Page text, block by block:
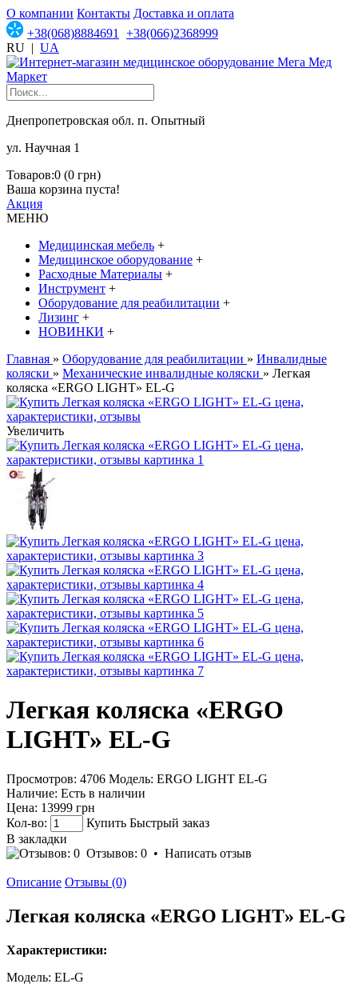
О компании Контакты Доставка и оплата
+38(068)8884691
+38(066)2368999
RU | UA
Днепропетровская обл. п. Опытный
ул. Научная 1
Товаров:0 (0 грн)
Ваша корзина пуста!
Акция
МЕНЮ
Медицинская мебель +
Медицинское оборудование +
Расходные Материалы +
Инструмент +
Оборудование для реабилитации +
Лизинг +
НОВИНКИ +
Главная » Оборудование для реабилитации » Инвалидные
коляски » Механические инвалидные коляски » Легкая
коляска «ERGO LIGHT» EL-G
Увеличить
Легкая коляска «ERGO
LIGHT» EL-G
Просмотров: 4706 Модель: ERGO LIGHT EL-G
Наличие: Есть в наличии
Цена: 13999 грн
Кол-во:
Купить Быстрый заказ
В закладки
Отзывов: 0 • Написать отзыв
Описание Отзывы (0)
Легкая коляска «ERGO LIGHT» EL-G
Характеристики:
Модель: EL-G